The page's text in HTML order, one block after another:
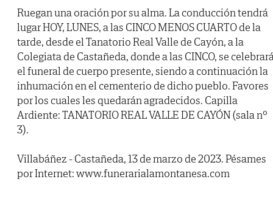
Ruegan una oración por su alma. La conducción tendrá
lugar HOY, LUNES, a las CINCO MENOS CUARTO de la
tarde, desde el Tanatorio Real Valle de Cayón, a la
Colegiata de Castañeda, donde a las CINCO, se
el funeral de cuerpo presente, siendo a continuación la
inhumación en el cementerio de dicho pueblo. Favores
por los cuales les quedarán agradecidos. Capilla
Ardiente: TANATORIO REAL VALLE DE CAYÓN (sala nº
3).
Villabáñez - Castañeda, 13 de marzo de 2023. Pésames
por Internet: www.funerarialamontanesa.com